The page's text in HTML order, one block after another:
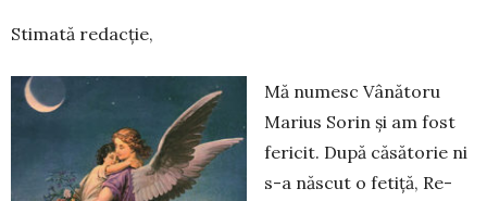
Stimată redacție,
Mă numesc Vânătoru
Marius Sorin și am fost
fericit. După căsătorie ni
s-a născut o fetiță, Re­